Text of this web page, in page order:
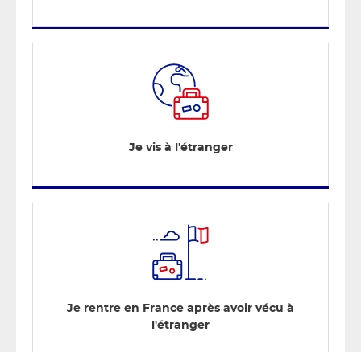
Je vis à l'étranger
Je rentre en France après avoir vécu à
l'étranger